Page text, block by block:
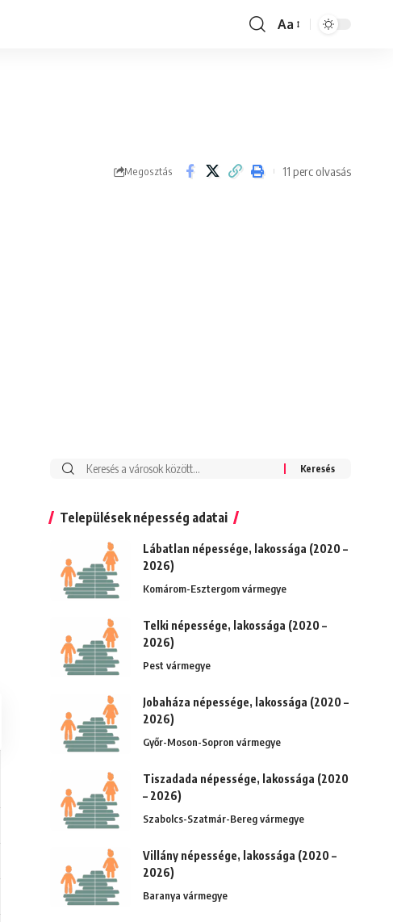
Font
Aa
Megosztás 11 perc olvasás
Keresés:
Települések népesség adatai
Lábatlan népessége, lakossága (2020 –
2026)
Komárom-Esztergom vármegye
Telki népessége, lakossága (2020 –
2026)
Pest vármegye
Jobaháza népessége, lakossága (2020 –
2026)
Győr-Moson-Sopron vármegye
Tiszadada népessége, lakossága (2020
– 2026)
Szabolcs-Szatmár-Bereg vármegye
Villány népessége, lakossága (2020 –
2026)
Baranya vármegye